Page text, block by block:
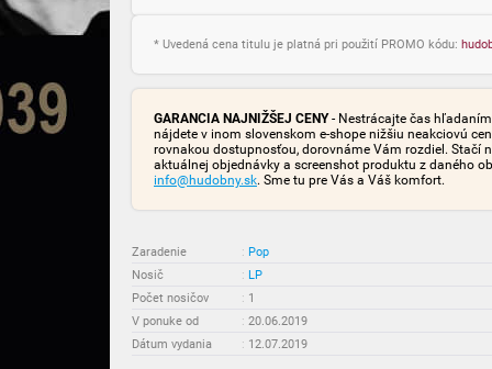
* Uvedená cena titulu je platná pri použití PROMO kódu:
GARANCIA NAJNIŽŠEJ CENY- Nestrácajte čas
nájdete v inom slovenskom e-shope nižšiu neakciovú
rovnakou dostupnosťou, dorovnáme Vám rozdiel. Stačí
aktuálnej objednávky a screenshot produktu z daného
info@hudobny.sk. Sme tu pre Vás a Váš komfort.
Zaradenie : Pop
Nosič
: LP
Počet nosičov
: 1
V ponuke od
: 20.06.2019
Dátum vydania
: 12.07.2019